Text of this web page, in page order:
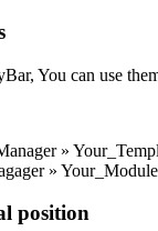
You can use
»
»
position